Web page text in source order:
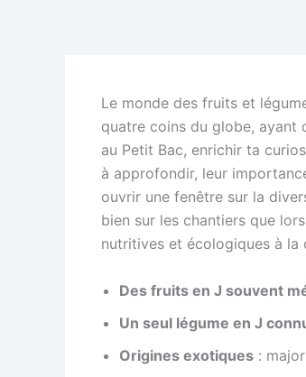
Le monde des fruits et
quatre coins du globe, ayant
au Petit Bac, enrichir ta
à approfondir, leur
ouvrir une fenêtre sur la
bien sur les chantiers que
nutritives et écologiques à la
Des fruits en J souvent
Un seul légume en J
Origines exotiques :